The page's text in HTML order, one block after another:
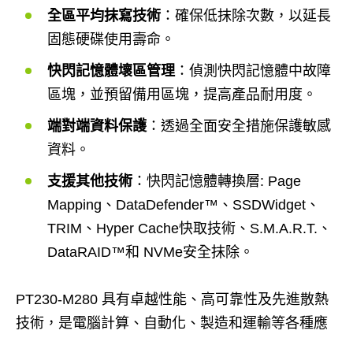
全區平均抹寫技術 ：確保低抹除次數，以延長
固態硬碟使用壽命。
快閃記憶體壞區管理：偵測快閃記憶體中故障
區塊，並預留備用區塊，提高產品耐用度。
端對端資料保護：透過全面安全措施保護敏感
資料。
支援其他技術 ：快閃記憶體轉換層: Page
Mapping、DataDefender™、SSDWidget、
TRIM、Hyper Cache快取技術、S.M.A.R.T.、
DataRAID™和 NVMe安全抹除。
PT230-M280 具有卓越性能、高可靠性及先進散熱
技術，是電腦計算、自動化、製造和運輸等各種應